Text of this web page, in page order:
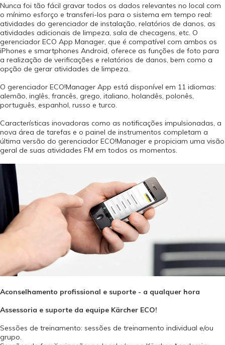
Nunca foi tão fácil gravar todos os dados relevantes no local com
o mínimo esforço e transferi-los para o sistema em tempo real:
atividades do gerenciador de instalação, relatórios de danos, as
atividades adicionais de limpeza, sala de checagens, etc. O
gerenciador ECO App Manager, que é compatível com ambos os
iPhones e smartphones Android, oferece as funções de foto para
a realização de verificações e relatórios de danos, bem como a
opção de gerar atividades de limpeza.
O gerenciador ECO!Manager App está disponível em 11 idiomas:
alemão, inglês, francês, grego, italiano, holandês, polonês,
português, espanhol, russo e turco.
Características inovadoras como as notificações impulsionadas, a
nova área de tarefas e o painel de instrumentos completam a
última versão do gerenciador ECO!Manager e propiciam uma visão
geral de suas atividades FM em todos os momentos.
Aconselhamento profissional e suporte - a qualquer hora
Assessoria e suporte da equipe Kärcher ECO!
Sessões de treinamento: sessões de treinamento individual e/ou
grupo.